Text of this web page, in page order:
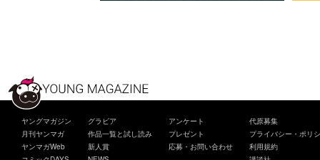
ヤングマガジン
月刊ヤンマガ
ヤンマガWeb
グラビア
作品一覧と試し読み
新人賞
アンケート
プレゼント
応募・お問い合わせ
代原募集
プライバシー・ポリ
利用規約